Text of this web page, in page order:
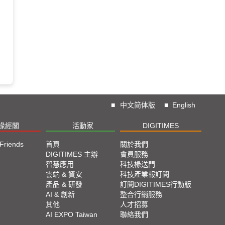
■ 中文简体版 ■ English
經閣 活動家 DIGITIMES
首頁
DIGITIMES 主辦
智慧應用
雲端 & 資安
產品 & 研發
AI & 創新
其他
AI EXPO Taiwan
關於我們
會員服務
科技椽送門
科技產業報訂閱
訂閱DIGITIMES行動版
整合行銷服務
人才招募
聯絡我們